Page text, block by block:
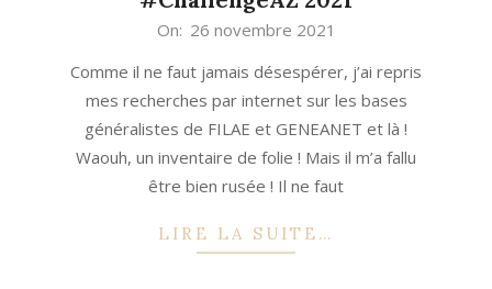
26
On: 26 novembre 2021
Comme il ne faut jamais désespérer, j’ai repris
mes recherches par internet sur les bases
généralistes de FILAE et GENEANET et là !
Waouh, un inventaire de folie ! Mais il m’a fallu
être bien rusée ! Il ne faut
LIRE LA SUITE…